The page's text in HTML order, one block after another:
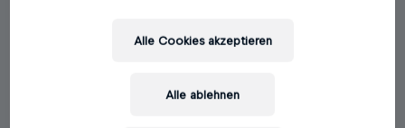
Die politische Geschichte Österreichs: Eine
Ob Jörg Haider, Heinz-Christian Strache oder
Alle ablehnen
Alle Cookies akzeptieren